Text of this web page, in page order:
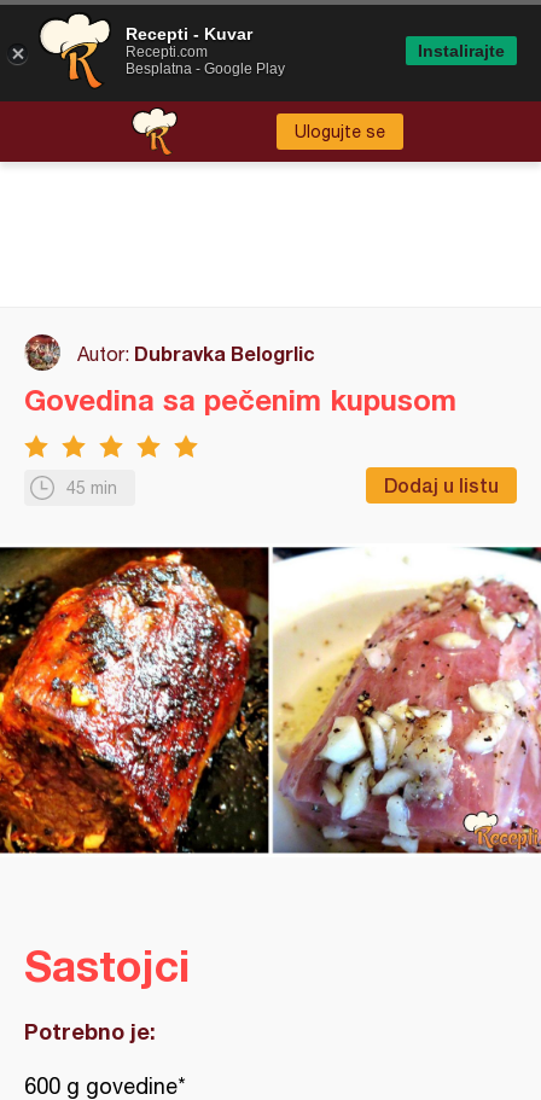
Ulogujte se
Autor: Dubravka Belogrlic
45 min Dodaj u listu
Govedina sa pečenim kupusom
Sastojci
Potrebno je:
600 g govedine*
Recepti - Kuvar
Recepti.com
Besplatna - Google Play
Instalirajte